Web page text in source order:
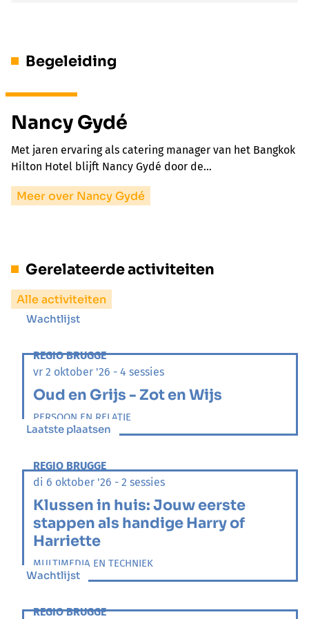
Begeleiding
Nancy Gydé
Met jaren ervaring als catering manager van het Bangkok
Hilton Hotel blijft Nancy Gydé door de…
Meer over Nancy Gydé
Gerelateerde activiteiten
Alle activiteiten
Wachtlijst
REGIO BRUGGE
vr 2 oktober '26 - 4 sessies
Oud en Grijs - Zot en Wijs
PERSOON EN RELATIE
Laatste plaatsen
REGIO BRUGGE
di 6 oktober '26 - 2 sessies
Klussen in huis: Jouw eerste
stappen als handige Harry of
Harriette
MULTIMEDIA EN TECHNIEK
Wachtlijst
REGIO BRUGGE